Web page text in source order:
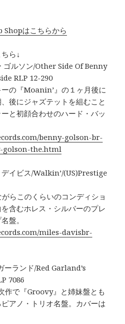
Shopはこちらから
ら↓
ゴルソン/Other Side Of Benny
RLP 12-290
の『Moanin’』の１ヶ月後に
後にジャズテットを組むこと
と初顔合わせのハード・バッ
benny-golson-br-
golson-the.html
イビス/Walkin’/(US)Prestige
らこのくらいのコンディショ
含むホレス・シルバーのプレ
盤。
miles-davisbr-
ランド/Red Garland’s
7086
作で『Groovy』と姉妹盤とも
アノ・トリオ名盤。カバーは